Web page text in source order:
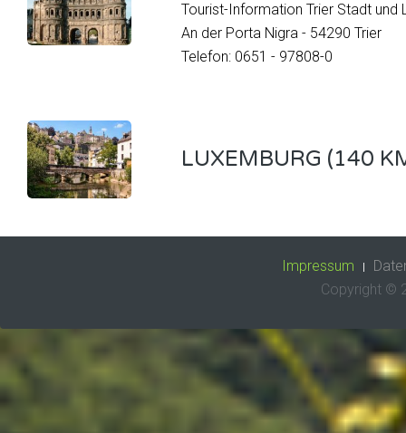
Tourist-Information Trier Stadt und
An der Porta Nigra - 54290 Trier
Telefon: 0651 - 97808-0
LUXEMBURG (140
Impressum
Copyright